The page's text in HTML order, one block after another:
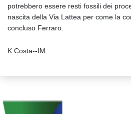
potrebbero essere resti fossili dei
nascita della Via Lattea per come la
concluso Ferraro.
K.Costa--IM